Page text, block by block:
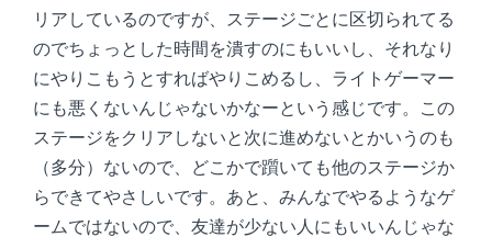
リアしているのですが、ステージごとに区切られてる
のでちょっとした時間を潰すのにもいいし、それなり
にやりこもうとすればやりこめるし、ライトゲーマー
にも悪くないんじゃないかなーという感じです。この
ステージをクリアしないと次に進めないとかいうのも
（多分）ないので、どこかで躓いても他のステージか
らできてやさしいです。あと、みんなでやるようなゲ
ームではないので、友達が少ない人にもいいんじゃな